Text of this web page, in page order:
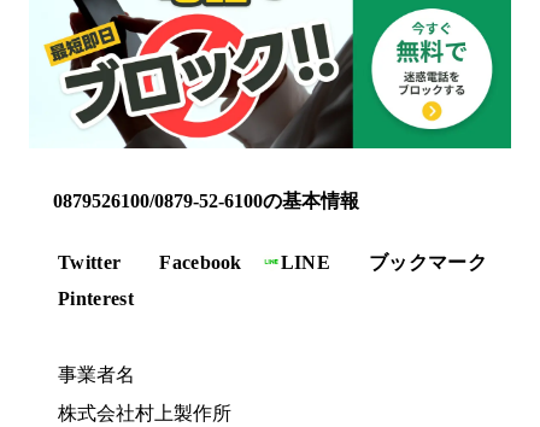
0879526100/0879-52-6100の基本情報
Twitter Facebook LINE
ブックマーク
Pinterest
事業者名
株式会社村上製作所